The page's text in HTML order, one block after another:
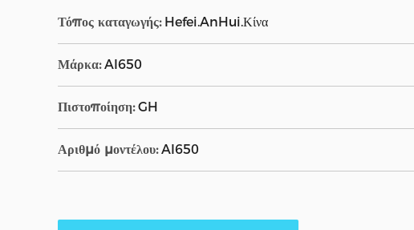
Τόπος καταγωγής: Hefei.AnHui.Κίνα
Μάρκα: AI650
Πιστοποίηση: GH
Αριθμό μοντέλου: AI650